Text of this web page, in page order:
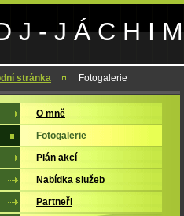
J - J Á C H I M
stránka Fotogalerie
O mně
Fotogalerie
Plán akcí
Nabídka služeb
Partneři